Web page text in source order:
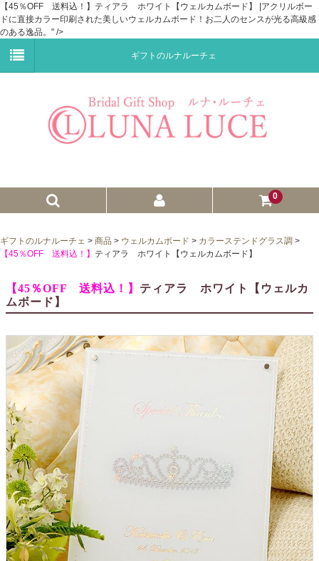
【45％OFF 送料込！】ティアラ ホワイト【ウェルカムボード】 |アクリルボー
ドに直接カラー印刷された美しいウェルカムボード！お二人のセンスが光る高級感
のある逸品。" />
ギフトのルナルーチェ
0
プチギフト
ウェイトドール
子育て卒業証書
ウェルカムボード
クロックギフト
ペーパーアイテム
DIY用品
引菓子
引出物ギフト
カタログギフト
ブライダルバッグ
ギフトのルナルーチェ > 商品 > ウェルカムボード > カラーステンドグラス調 >
【45％OFF 送料込！】 ティアラ ホワイト【ウェルカムボード】
【45％OFF 送料込！】 ティアラ ホワイト【ウェルカ
ムボード】